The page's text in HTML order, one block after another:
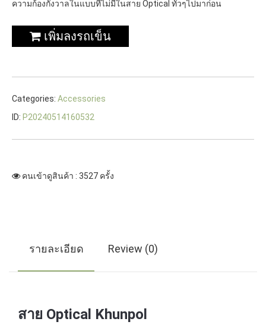
ความก้องกังวาลในแบบที่ไม่มีในสาย Optical ทั่วๆไปมาก่อน
เพิ่มลงรถเข็น
Categories: Accessories
ID: P20240514160532
คนเข้าดูสินค้า : 3527 ครั้ง
รายละเอียด Review (0)
สาย Optical Khunpol